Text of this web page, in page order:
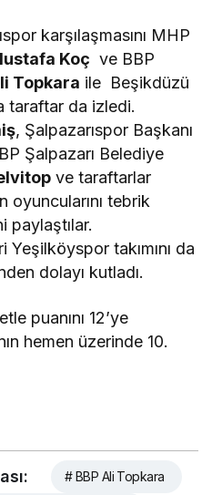
karşılaşmasını MHP
Koç ve BBP
Topkara ile Beşikdüzü
taraftar da izledi.
, Şalpazarıspor Başkanı
Şalpazarı Belediye
ve taraftarlar
oyuncularını tebrik
paylaştılar.
takımını da
dolayı kutladı.
puanını 12’ye
hemen üzerinde 10.
# BBP Ali Topkara